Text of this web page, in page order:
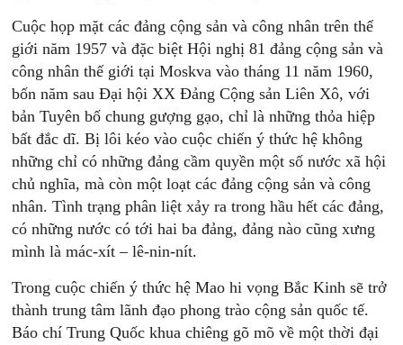
Cuộc họp mặt các đảng cộng sản và công nhân trên thế
giới năm 1957 và đặc biệt Hội nghị 81 đảng cộng sản và
công nhân thế giới tại Moskva vào tháng 11 năm 1960,
bốn năm sau Ðại hội XX Ðảng Cộng sản Liên Xô, với
bản Tuyên bố chung gượng gạo, chỉ là những thỏa hiệp
bất đắc dĩ. Bị lôi kéo vào cuộc chiến ý thức hệ không
những chỉ có những đảng cầm quyền một số nước xã hội
chủ nghĩa, mà còn một loạt các đảng cộng sản và công
nhân. Tình trạng phân liệt xảy ra trong hầu hết các đảng,
có những nước có tới hai ba đảng, đảng nào cũng xưng
mình là mác-xít – lê-nin-nít.
Trong cuộc chiến ý thức hệ Mao hi vọng Bắc Kinh sẽ trở
thành trung tâm lãnh đạo phong trào cộng sản quốc tế.
Báo chí Trung Quốc khua chiêng gõ mõ về một thời đại